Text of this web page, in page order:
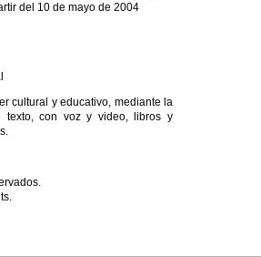
del 10 de mayo de 2004
cultural y educativo, mediante la
texto, con voz y video, libros y